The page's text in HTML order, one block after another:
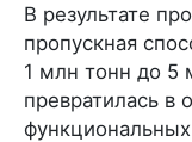
В результате
пропускная
1 млн тонн до 5
превратилась в